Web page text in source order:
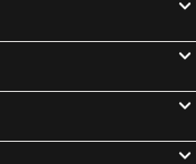
bed and breakfasts
bed and breakfasts